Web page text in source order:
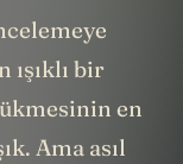
ışıklı bir
en
Ama asıl